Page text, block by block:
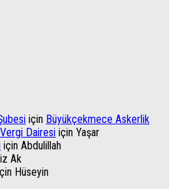
için Büyükçekmece Askerlik
Dairesi için Yaşar
için Abdulillah
Ak
Hüseyin